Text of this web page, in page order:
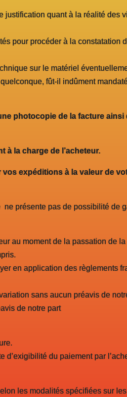
justification quant à la réalité des
pour procéder à la constatation
sur le matériel
fût-il indûment
photocopie de la facture ainsi
à la charge de l’acheteur.
expéditions à la valeur de
présente pas de possibilité de
au moment de la passation de
en application des règlements
sans aucun préavis de
de notre part
d’exigibilité du paiement par
les modalités spécifiées sur